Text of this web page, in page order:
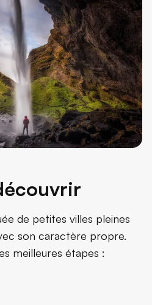
de petites villes pleines
son caractère propre.
meilleures étapes :